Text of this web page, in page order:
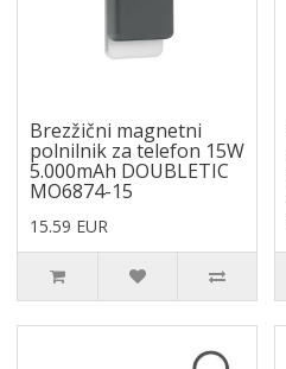
Brezžični magnetni
polnilnik za telefon 15W
5.000mAh DOUBLETIC
MO6874-15
15.59 EUR